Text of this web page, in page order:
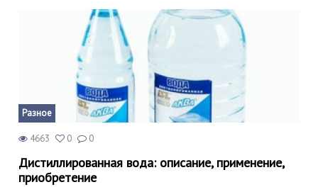
Разное
4663 0 0
Дистиллированная вода: описание, применение,
приобретение